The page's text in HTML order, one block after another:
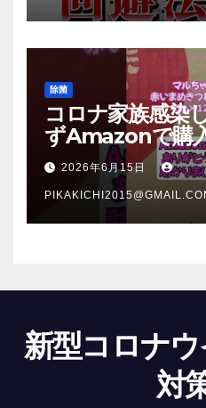
除菌
コロナ家族感染
ずAmazonで購
介 #Shorts
2026年6月15日
新型コロナ
対